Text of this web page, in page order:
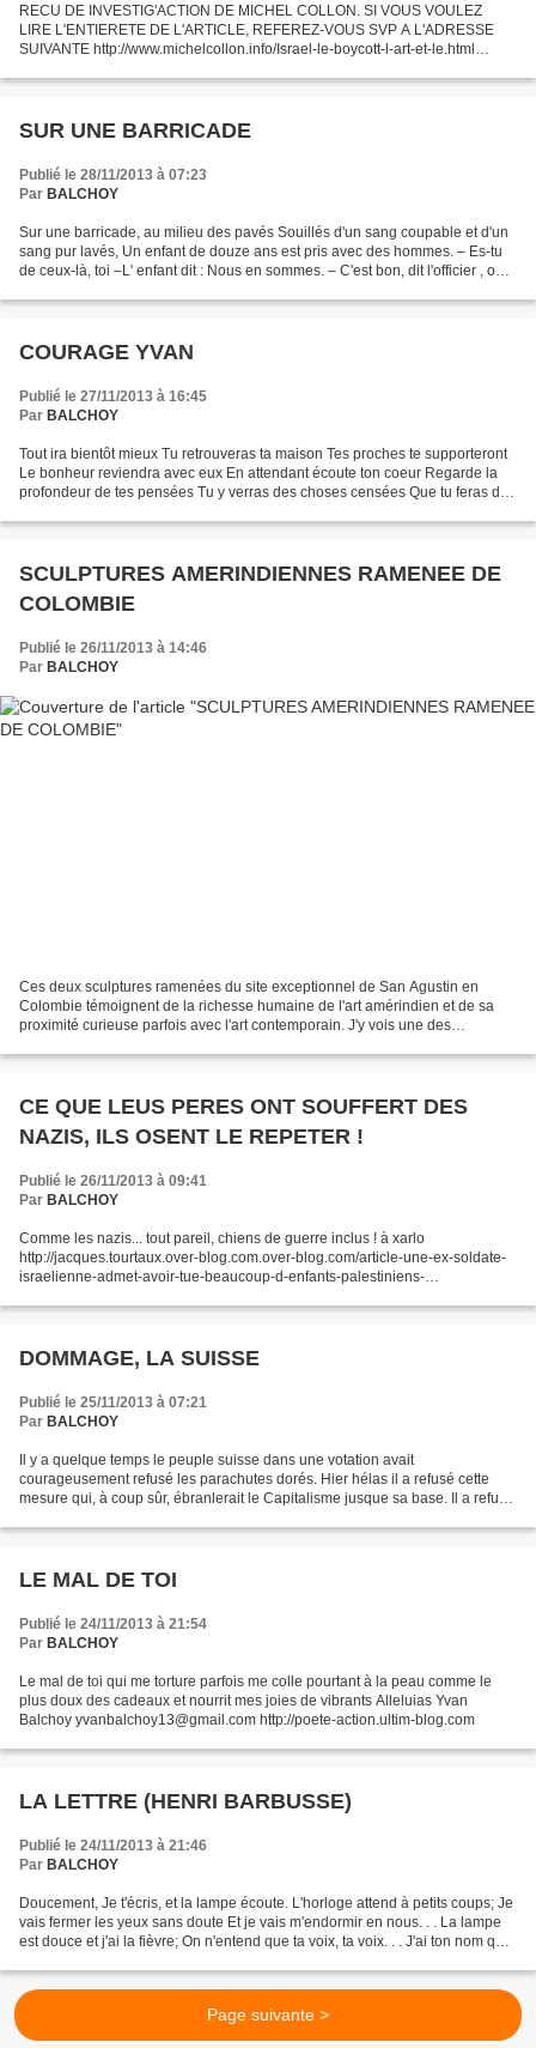
RECU DE INVESTIG'ACTION DE MICHEL COLLON. SI VOUS VOULEZ
LIRE L'ENTIERETE DE L'ARTICLE, REFEREZ-VOUS SVP A L'ADRESSE
SUIVANTE http://www.michelcollon.info/Israel-le-boycott-l-art-et-le.html
SUR UNE BARRICADE
Publié le 28/11/2013 à 07:23
Par BALCHOY
Sur une barricade, au milieu des pavés Souillés d'un sang coupable et d'un
sang pur lavés, Un enfant de douze ans est pris avec des hommes. – Es-tu
de ceux-là, toi –L' enfant dit : Nous en sommes. – C'est bon, dit l'officier , on
COURAGE YVAN
Publié le 27/11/2013 à 16:45
Par BALCHOY
Tout ira bientôt mieux Tu retrouveras ta maison Tes proches te supporteront
Le bonheur reviendra avec eux En attendant écoute ton coeur Regarde la
profondeur de tes pensées Tu y verras des choses censées Que tu feras de
SCULPTURES AMERINDIENNES RAMENEE DE
COLOMBIE
Publié le 26/11/2013 à 14:46
Par BALCHOY
Ces deux sculptures ramenées du site exceptionnel de San Agustin en
Colombie témoignent de la richesse humaine de l'art amérindien et de sa
proximité curieuse parfois avec l'art contemporain. J'y vois une des
CE QUE LEUS PERES ONT SOUFFERT DES
NAZIS, ILS OSENT LE REPETER !
Publié le 26/11/2013 à 09:41
Par BALCHOY
Comme les nazis... tout pareil, chiens de guerre inclus ! à xarlo
http://jacques.tourtaux.over-blog.com.over-blog.com/article-une-ex-soldate-
israelienne-admet-avoir-tue-beaucoup-d-enfants-palestiniens-
eid=142118&cid=18&fromval=1&frid=18&seccatid=22&s1=1...
DOMMAGE, LA SUISSE
Publié le 25/11/2013 à 07:21
Par BALCHOY
Il y a quelque temps le peuple suisse dans une votation avait
courageusement refusé les parachutes dorés. Hier hélas il a refusé cette
mesure qui, à coup sûr, ébranlerait le Capitalisme jusque sa base. Il a refusé
LE MAL DE TOI
Publié le 24/11/2013 à 21:54
Par BALCHOY
Le mal de toi qui me torture parfois me colle pourtant à la peau comme le
plus doux des cadeaux et nourrit mes joies de vibrants Alleluias Yvan
Balchoy yvanbalchoy13@gmail.com http://poete-action.ultim-blog.com
LA LETTRE (HENRI BARBUSSE)
Publié le 24/11/2013 à 21:46
Par BALCHOY
Doucement, Je t'écris, et la lampe écoute. L'horloge attend à petits coups; Je
vais fermer les yeux sans doute Et je vais m'endormir en nous. . . La lampe
est douce et j'ai la fièvre; On n'entend que ta voix, ta voix. . . J'ai ton nom qui
Page suivante >